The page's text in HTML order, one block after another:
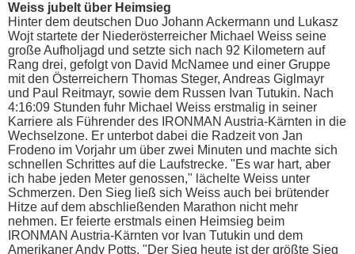
Weiss jubelt über Heimsieg
Hinter dem deutschen Duo Johann Ackermann und Lukasz
Wojt startete der Niederösterreicher Michael Weiss seine
große Aufholjagd und setzte sich nach 92 Kilometern auf
Rang drei, gefolgt von David McNamee und einer Gruppe
mit den Österreichern Thomas Steger, Andreas Giglmayr
und Paul Reitmayr, sowie dem Russen Ivan Tutukin. Nach
4:16:09 Stunden fuhr Michael Weiss erstmalig in seiner
Karriere als Führender des IRONMAN Austria-Kärnten in die
Wechselzone. Er unterbot dabei die Radzeit von Jan
Frodeno im Vorjahr um über zwei Minuten und machte sich
schnellen Schrittes auf die Laufstrecke. "Es war hart, aber
ich habe jeden Meter genossen," lächelte Weiss unter
Schmerzen. Den Sieg ließ sich Weiss auch bei brütender
Hitze auf dem abschließenden Marathon nicht mehr
nehmen. Er feierte erstmals einen Heimsieg beim
IRONMAN Austria-Kärnten vor Ivan Tutukin und dem
Amerikaner Andy Potts. "Der Sieg heute ist der größte Sieg